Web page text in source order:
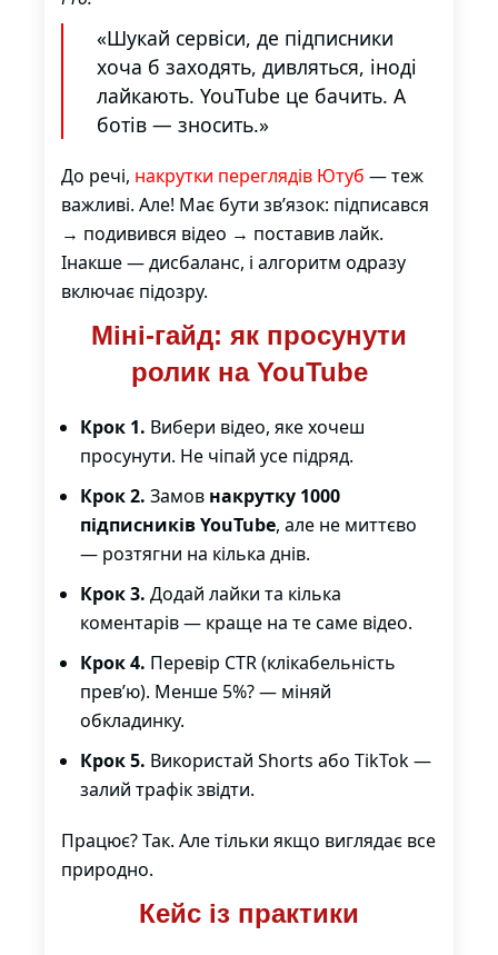
«Шукай сервіси, де підписники
хоча б заходять, дивляться, іноді
лайкають. YouTube це бачить. А
ботів — зносить.»
До речі, накрутки переглядів Ютуб — теж
важливі. Але! Має бути зв’язок: підписався
→ подивився відео → поставив лайк.
Інакше — дисбаланс, і алгоритм одразу
включає підозру.
Міні-гайд: як просунути
ролик на YouTube
Крок 1. Вибери відео, яке хочеш
просунути. Не чіпай усе підряд.
Крок 2. Замов накрутку 1000
підписників YouTube, але не миттєво
— розтягни на кілька днів.
Крок 3. Додай лайки та кілька
коментарів — краще на те саме відео.
Крок 4. Перевір CTR (клікабельність
прев’ю). Менше 5%? — міняй
обкладинку.
Крок 5. Використай Shorts або TikTok —
залий трафік звідти.
Працює? Так. Але тільки якщо виглядає все
природно.
Кейс із практики